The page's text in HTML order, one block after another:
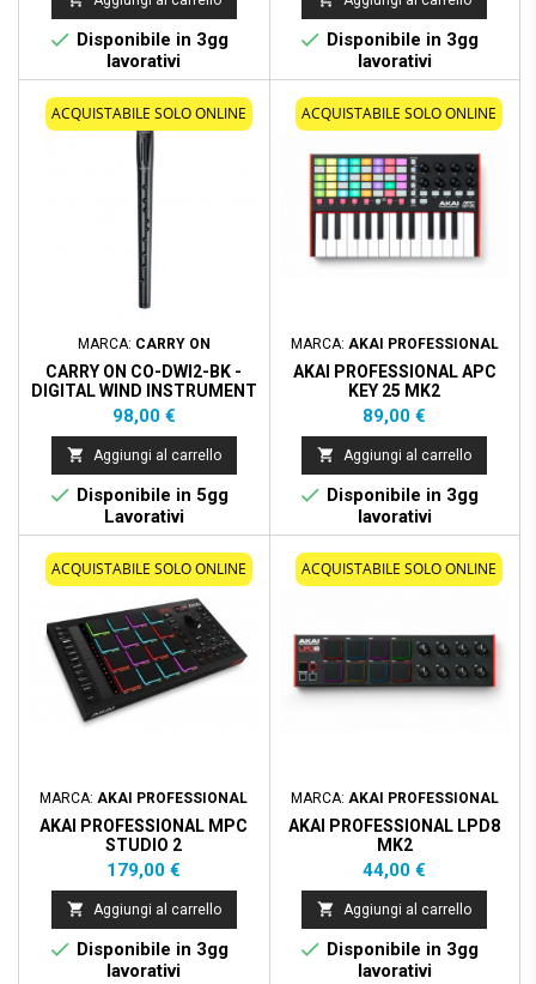
 Disponibile in 3gg
lavorativi
 Disponibile in 3gg
lavorativi
ACQUISTABILE SOLO ONLINE
MARCA: CARRY ON
CARRY ON CO-DWI2-BK -
DIGITAL WIND INSTRUMENT
2 - NERO
Prezzo
98,00 €
 Aggiungi al carrello
 Disponibile in 5gg
Lavorativi
ACQUISTABILE SOLO ONLINE
MARCA: AKAI PROFESSIONAL
AKAI PROFESSIONAL APC
KEY 25 MK2
Prezzo
89,00 €
 Aggiungi al carrello
 Disponibile in 3gg
lavorativi
ACQUISTABILE SOLO ONLINE
MARCA:AKAI PROFESSIONAL
AKAI PROFESSIONAL MPC
STUDIO 2
Prezzo
179,00 €
 Aggiungi al carrello
 Disponibile in 3gg
lavorativi
ACQUISTABILE SOLO ONLINE
MARCA: AKAI PROFESSIONAL
AKAI PROFESSIONAL LPD8
MK2
Prezzo
44,00 €
 Aggiungi al carrello
 Disponibile in 3gg
lavorativi